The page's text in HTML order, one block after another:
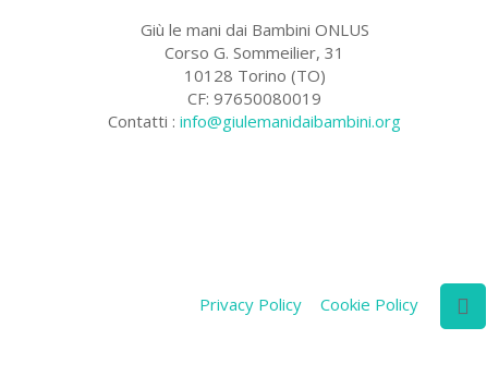
Giù le mani dai Bambini ONLUS
Corso G. Sommeilier, 31
10128 Torino (TO)
CF: 97650080019
Contatti :info@giulemanidaibambini.org
Privacy Policy Cookie Policy